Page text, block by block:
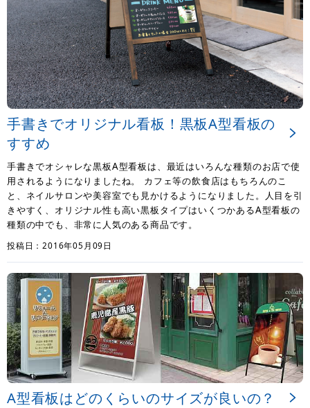
手書きでオリジナル看板！黒板A型看板の
すすめ
手書きでオシャレな黒板A型看板は、最近はいろんな種類のお店で使
用されるようになりましたね。 カフェ等の飲食店はもちろんのこ
と、ネイルサロンや美容室でも見かけるようになりました。人目を引
きやすく、オリジナル性も高い黒板タイプはいくつかあるA型看板の
種類の中でも、非常に人気のある商品です。
投稿日：2016年05月09日
A型看板はどのくらいのサイズが良いの？